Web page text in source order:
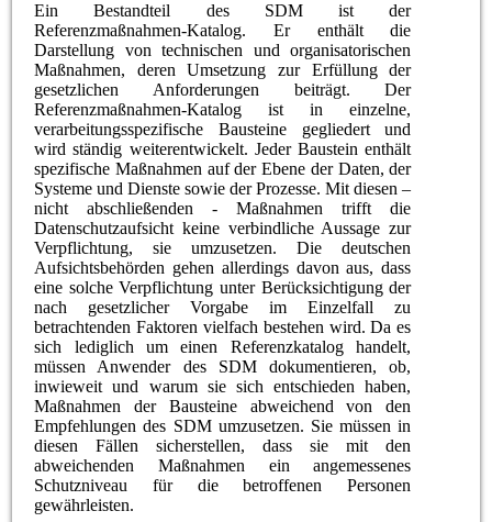
Ein Bestandteil des SDM ist der
Referenzmaßnahmen-Katalog. Er enthält die
Darstellung von technischen und organisatorischen
Maßnahmen, deren Umsetzung zur Erfüllung der
gesetzlichen Anforderungen beiträgt. Der
Referenzmaßnahmen-Katalog ist in einzelne,
verarbeitungsspezifische Bausteine gegliedert und
wird ständig weiterentwickelt. Jeder Baustein enthält
spezifische Maßnahmen auf der Ebene der Daten, der
Systeme und Dienste sowie der Prozesse. Mit diesen –
nicht abschließenden - Maßnahmen trifft die
Datenschutzaufsicht keine verbindliche Aussage zur
Verpflichtung, sie umzusetzen. Die deutschen
Aufsichtsbehörden gehen allerdings davon aus, dass
eine solche Verpflichtung unter Berücksichtigung der
nach gesetzlicher Vorgabe im Einzelfall zu
betrachtenden Faktoren vielfach bestehen wird. Da es
sich lediglich um einen Referenzkatalog handelt,
müssen Anwender des SDM dokumentieren, ob,
inwieweit und warum sie sich entschieden haben,
Maßnahmen der Bausteine abweichend von den
Empfehlungen des SDM umzusetzen. Sie müssen in
diesen Fällen sicherstellen, dass sie mit den
abweichenden Maßnahmen ein angemessenes
Schutzniveau für die betroffenen Personen
gewährleisten.